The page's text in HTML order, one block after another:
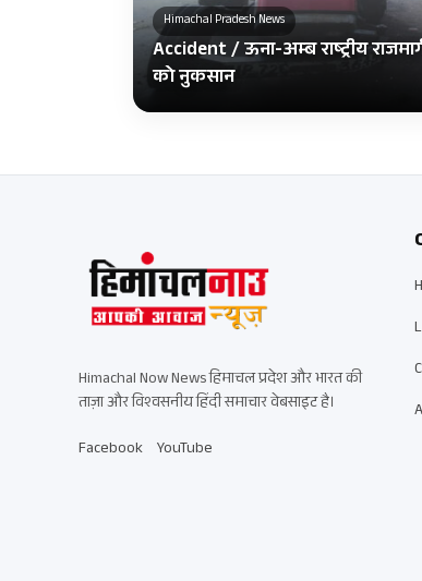
Himachal Pradesh News
Accident / ऊना-अम्ब राष्ट्रीय
को नुकसान
Himachal Now News हिमाचल प्रदेश और भारत की
ताज़ा और विश्वसनीय हिंदी समाचार वेबसाइट है।
Facebook YouTube